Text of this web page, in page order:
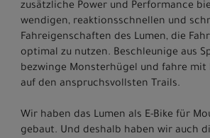
zusätzliche Power und Performance
wendigen, reaktionsschnellen und
Fahreigenschaften des Lumen, die
optimal zu nutzen. Beschleunige aus
bezwinge Monsterhügel und fahre mit
auf den anspruchsvollsten Trails.
Wir haben das Lumen als E-Bike für
gebaut. Und deshalb haben wir auch